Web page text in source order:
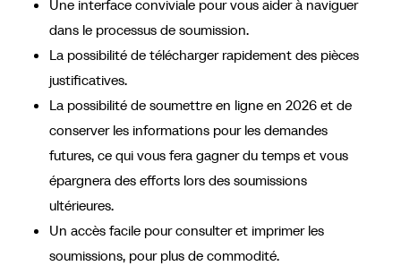
Une interface conviviale pour vous aider à naviguer
dans le processus de soumission.
La possibilité de télécharger rapidement des pièces
justificatives.
La possibilité de soumettre en ligne en 2026 et de
conserver les informations pour les demandes
futures, ce qui vous fera gagner du temps et vous
épargnera des efforts lors des soumissions
ultérieures.
Un accès facile pour consulter et imprimer les
soumissions, pour plus de commodité.